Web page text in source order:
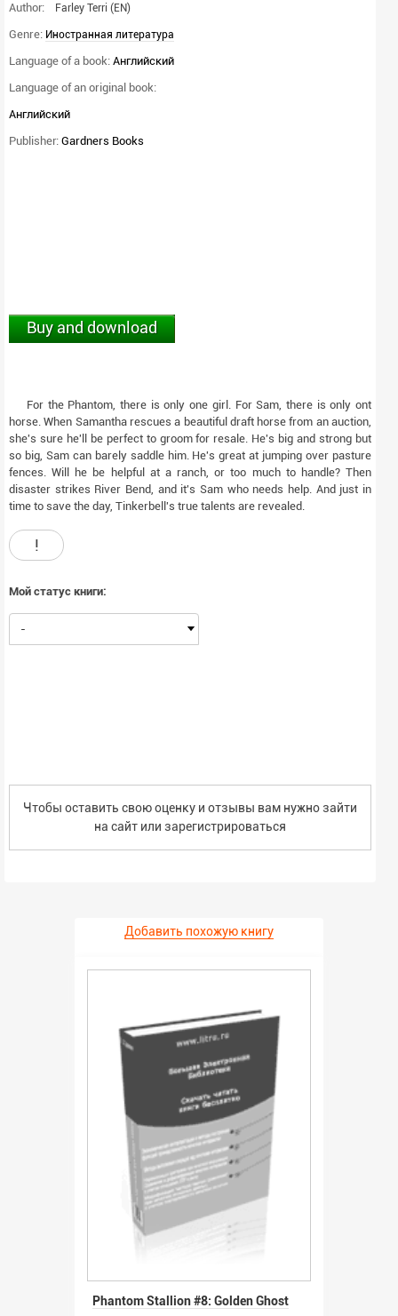
Author: Farley Terri (EN)
Genre: Иностранная литература
Language of a book: Английский
Language of an original book:
Английский
Publisher: Gardners Books
Buy and download
For the Phantom, there is only one girl. For Sam, there is only ont
horse. When Samantha rescues a beautiful draft horse from an auction,
she's sure he'll be perfect to groom for resale. He's big and strong but
so big, Sam can barely saddle him. He's great at jumping over pasture
fences. Will he be helpful at a ranch, or too much to handle? Then
disaster strikes River Bend, and it's Sam who needs help. And just in
time to save the day, Tinkerbell's true talents are revealed.
!
Мой статус книги:
-
Чтобы оставить свою оценку и отзывы вам нужно зайти
на сайт или зарегистрироваться
Добавить похожую книгу
Phantom Stallion #8: Golden Ghost